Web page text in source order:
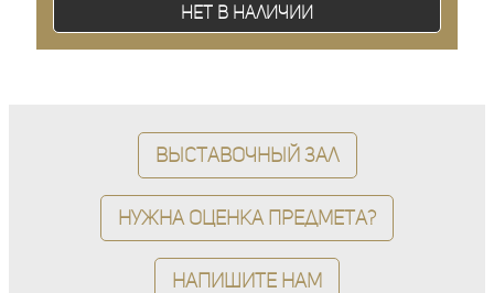
Нет в наличии
Выставочный зал
Нужна оценка предмета?
Напишите нам